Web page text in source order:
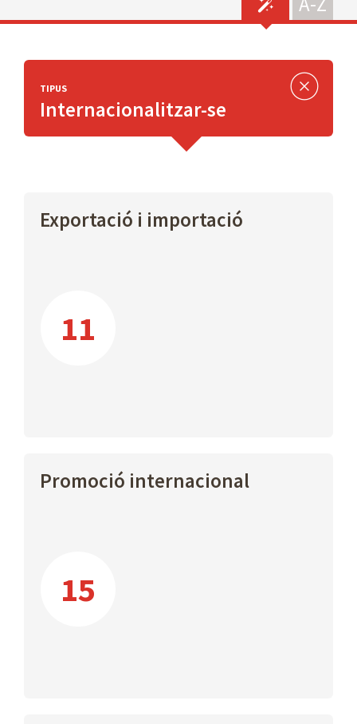
TIPUS
Internacionalitzar-se
Exportació i importació
11
Promoció internacional
15